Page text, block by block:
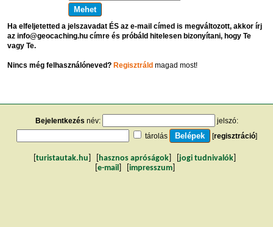
Ha elfeljetetted a jelszavadat ÉS az e-mail címed is megváltozott, akkor írj
az info@geocaching.hu címre és próbáld hitelesen bizonyítani, hogy Te
vagy Te.
Nincs még felhasználóneved? Regisztráldmagad most!
Bejelentkezés név:
jelszó:
tárolás
[regisztráció]
turistautak.hu hasznos apróságok jogi tudnivalók
e-mail impresszum]